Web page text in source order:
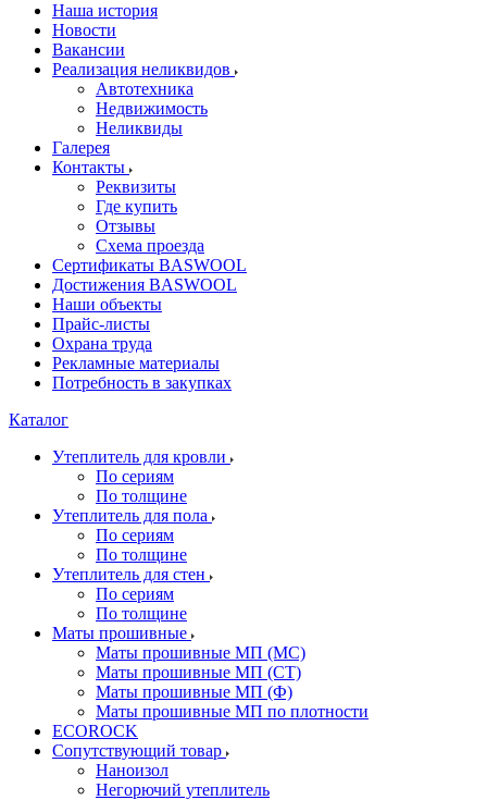
Наша история
Новости
Вакансии
Реализация неликвидов
Автотехника
Недвижимость
Неликвиды
Галерея
Контакты
Реквизиты
Где купить
Отзывы
Схема проезда
Сертификаты BASWOOL
Достижения BASWOOL
Наши объекты
Прайс-листы
Охрана труда
Рекламные материалы
Потребность в закупках
Каталог
Утеплитель для кровли
По сериям
По толщине
Утеплитель для пола
По сериям
По толщине
Утеплитель для стен
По сериям
По толщине
Маты прошивные
Маты прошивные МП (МС)
Маты прошивные МП (СТ)
Маты прошивные МП (Ф)
Маты прошивные МП по плотности
ECOROCK
Сопутствующий товар
Наноизол
Негорючий утеплитель